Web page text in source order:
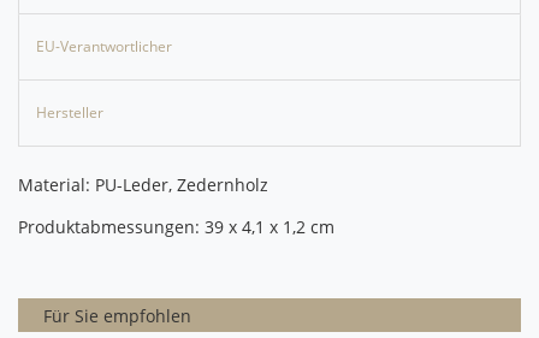
EU-Verantwortlicher
Hersteller
Material: PU-Leder, Zedernholz
Produktabmessungen: 39 x 4,1 x 1,2 cm
Für Sie empfohlen